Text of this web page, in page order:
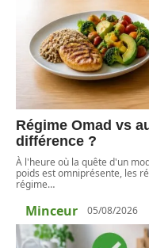
Régime Omad vs
différence ?
À l'heure où la quête d'un
poids est omniprésente, les
régime…
Minceur 05/08/2026